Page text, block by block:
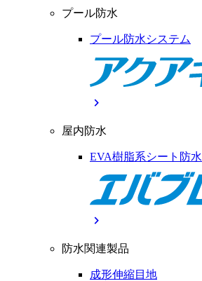
プール防水
プール防水システム
chevron_right
屋内防水
EVA樹脂系シート防水
chevron_right
防水関連製品
成形伸縮目地